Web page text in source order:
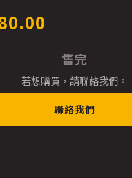
售完
若想購買，請聯絡我們。
聯絡我們